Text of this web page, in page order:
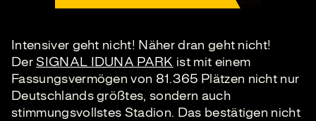
Intensiver geht nicht! Näher dran geht nicht!
DerSIGNAL IDUNA PARK ist mit einem
Fassungsvermögen von 81.365 Plätzen nicht nur
Deutschlands größtes, sondern auch
stimmungsvollstes Stadion. Das bestätigen nicht